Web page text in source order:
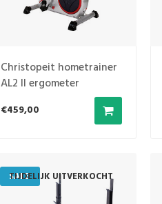
Christopeit hometrainer
AL2 II ergometer
€459,00
SALE
TIJDELIJK UITVERKOCHT